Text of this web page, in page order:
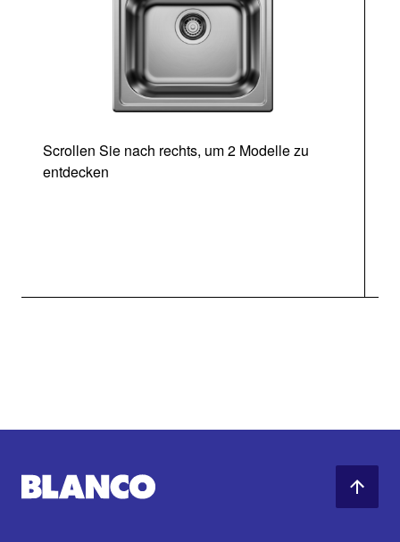
Scrollen Sie nach rechts, um 2 Modelle zu
entdecken